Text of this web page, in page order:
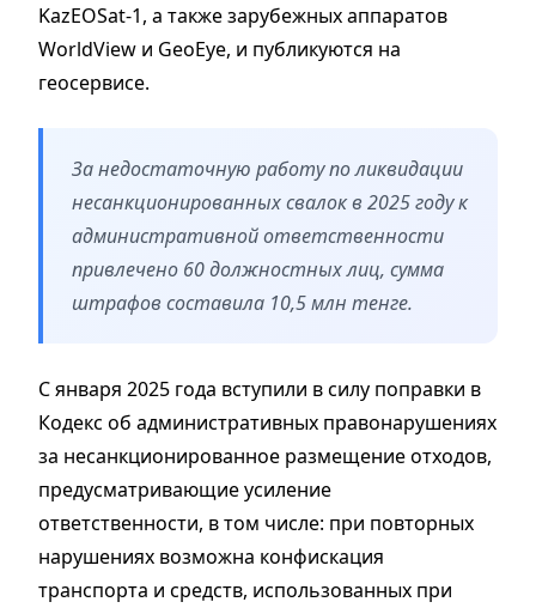
KazEOSat-1, а также зарубежных аппаратов
WorldView и GeoEye, и публикуются на
геосервисе.
За недостаточную работу по ликвидации
несанкционированных свалок в 2025 году к
административной ответственности
привлечено 60 должностных лиц, сумма
штрафов составила 10,5 млн тенге.
С января 2025 года вступили в силу поправки в
Кодекс об административных правонарушениях
за несанкционированное размещение отходов,
предусматривающие усиление
ответственности, в том числе: при повторных
нарушениях возможна конфискация
транспорта и средств, использованных при